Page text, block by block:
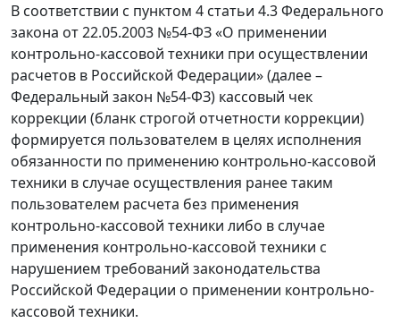
В соответствии с пунктом 4 статьи 4.3 Федерального
закона от 22.05.2003 №54-ФЗ «О применении
контрольно-кассовой техники при осуществлении
расчетов в Российской Федерации» (далее –
Федеральный закон №54-ФЗ) кассовый чек
коррекции (бланк строгой отчетности коррекции)
формируется пользователем в целях исполнения
обязанности по применению контрольно-кассовой
техники в случае осуществления ранее таким
пользователем расчета без применения
контрольно-кассовой техники либо в случае
применения контрольно-кассовой техники с
нарушением требований законодательства
Российской Федерации о применении контрольно-
кассовой техники.